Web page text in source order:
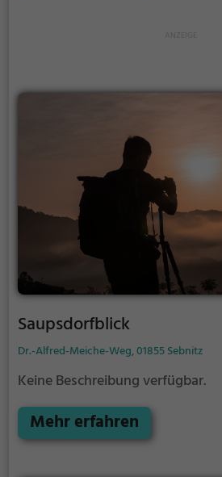
Saupsdorfblick
Dr.-Alfred-Meiche-Weg, 01855 Sebnitz
Keine Beschreibung verfügbar.
Mehr erfahren